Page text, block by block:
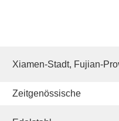
Xiamen-Stadt, Fujian-
Zeitgenössische